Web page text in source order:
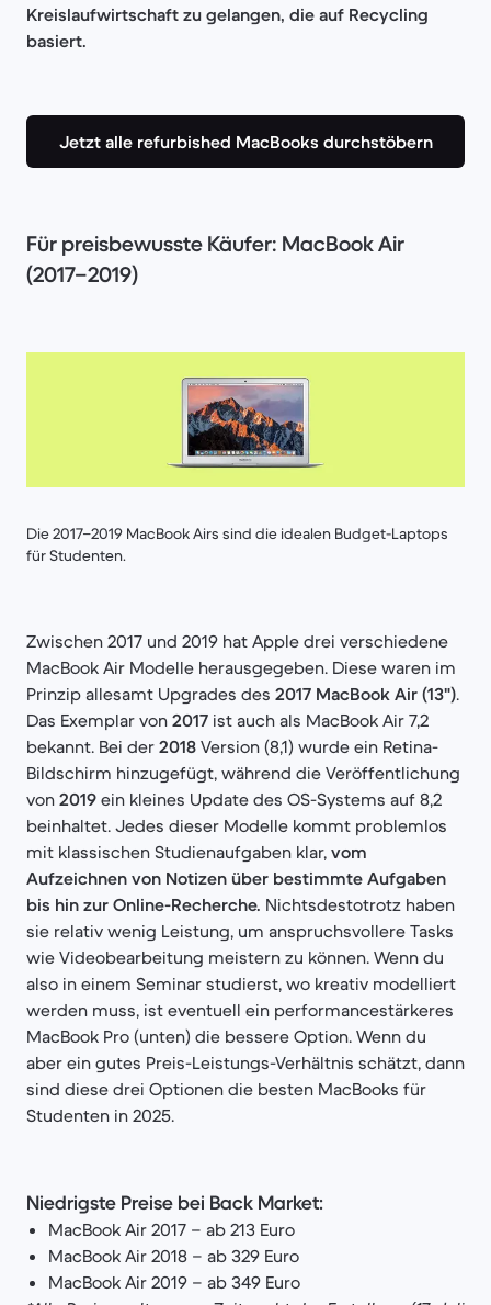
Kreislaufwirtschaft zu gelangen, die auf Recycling
basiert.
Jetzt alle refurbished MacBooks durchstöbern
Für preisbewusste Käufer: MacBook Air
(2017–2019)
Die 2017–2019 MacBook Airs sind die idealen Budget-Laptops
für Studenten.
Zwischen 2017 und 2019 hat Apple drei verschiedene
MacBook Air Modelle herausgegeben. Diese waren im
Prinzip allesamt Upgrades des 2017 MacBook Air (13").
Das Exemplar von 2017 ist auch als MacBook Air 7,2
bekannt. Bei der 2018 Version (8,1) wurde ein Retina-
Bildschirm hinzugefügt, während die Veröffentlichung
von 2019 ein kleines Update des OS-Systems auf 8,2
beinhaltet. Jedes dieser Modelle kommt problemlos
mit klassischen Studienaufgaben klar, vom
Aufzeichnen von Notizen über bestimmte Aufgaben
bis hin zur Online-Recherche. Nichtsdestotrotz haben
sie relativ wenig Leistung, um anspruchsvollere Tasks
wie Videobearbeitung meistern zu können. Wenn du
also in einem Seminar studierst, wo kreativ modelliert
werden muss, ist eventuell ein performancestärkeres
MacBook Pro (unten) die bessere Option. Wenn du
aber ein gutes Preis-Leistungs-Verhältnis schätzt, dann
sind diese drei Optionen die besten MacBooks für
Studenten in 2025.
Niedrigste Preise bei Back Market:
MacBook Air 2017 – ab 213 Euro
MacBook Air 2018 – ab 329 Euro
MacBook Air 2019 – ab 349 Euro